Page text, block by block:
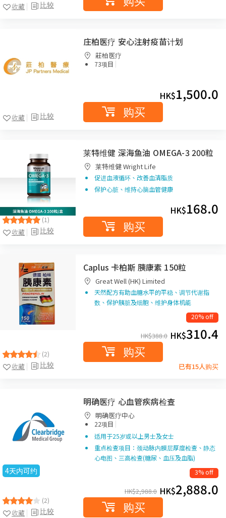
比较
收藏
比较
收藏
庄柏医疗 安心注射疫苗计划
莊柏医疗
73项目 |
HK$1,500.0
购买
(1)
比较
收藏
莱特维健 深海鱼油 OMEGA-3 200粒
莱特维健 Wright Life
促进血液循环、改善血清脂质
保护心脏、维持心脑血管健康
HK$168.0
购买
(2)
比较
收藏
Caplus 卡柏斯 胰康素 150粒
Great Well (HK) Limited
天然配方有助血糖水平的平稳、调节代谢指
数、保护胰脏及细胞、维护身体机能
20% off
HK$388.0 HK$310.4
购买
已有15人购买
4天内可约
(2)
比较
收藏
明确医疗 心血管疾病检查
明确医疗中心
22项目 |
适用于25岁或以上男士及女士
重点检查项目：颈动脉内膜层厚度检查、静态
心电图、三高检查(糖尿、血压及血脂)
3% off
HK$2,988.0 HK$2,888.0
购买